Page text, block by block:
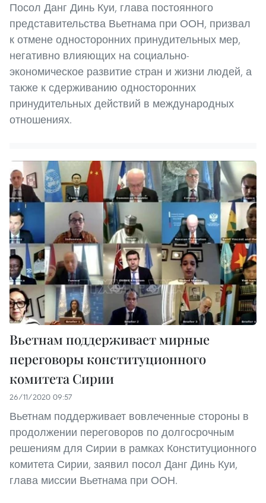
Посол Данг Динь Куи, глава постоянного
представительства Вьетнама при ООН, призвал
к отмене односторонних принудительных мер,
негативно влияющих на социально-
экономическое развитие стран и жизни людей, а
также к сдерживанию односторонних
принудительных действий в международных
отношениях.
Вьетнам поддерживает мирные
переговоры конституционного
комитета Сирии
26/11/2020 09:57
Вьетнам поддерживает вовлеченные стороны в
продолжении переговоров по долгосрочным
решениям для Сирии в рамках Конституционного
комитета Сирии, заявил посол Данг Динь Куи,
глава миссии Вьетнама при ООН.